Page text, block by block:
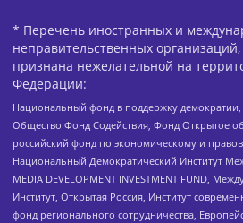
* Перечень иностранных и
неправительственных
признана нежелательной на
Федерации:
Национальный фонд в поддержку демократии,
Общество Фонд Содействия, Фонд Открытое
российский фонд по экономическому и
Национальный Демократический Институт
MEDIA DEVELOPMENT INVESTMENT FUND,
Институт, Открытая Россия, Институт
фонд регионального сотрудничества,